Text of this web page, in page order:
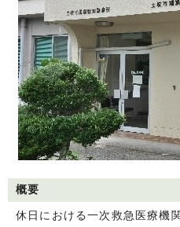
概要
休日における一次救急医療機